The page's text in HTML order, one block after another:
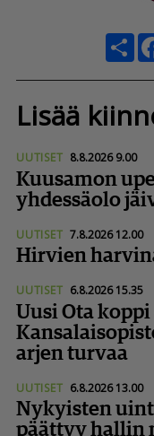
Lisää
UUTISET 8.8.2026 9.00
Kuusamon
yhdessäolo
UUTISET 7.8.2026 12.00
Hirvien
UUTISET 6.8.2026 15.35
Uusi Ota
arjen turvaa
UUTISET 6.8.2026 13.00
Nykyisten
päättyy hallin